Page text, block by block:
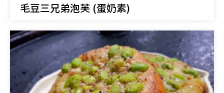
毛豆三兄弟泡芙 (蛋奶素)